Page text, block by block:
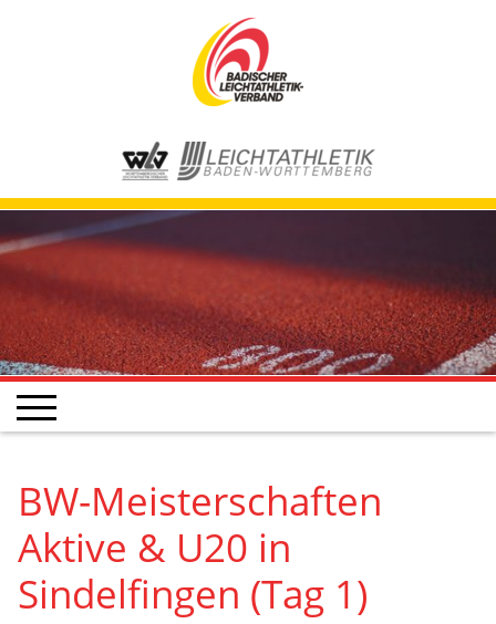
BW-Meisterschaften
Aktive & U20 in
Sindelfingen (Tag 1)